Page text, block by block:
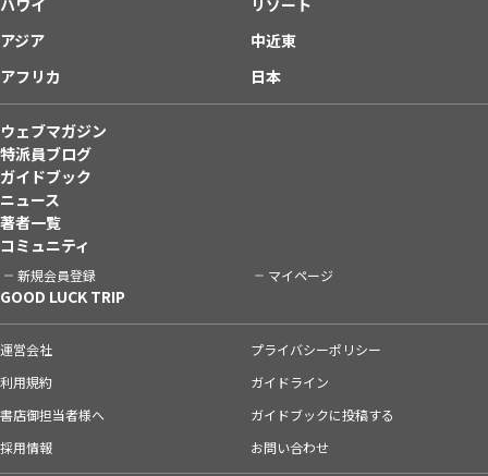
アジア
中近東
アフリカ
日本
ウェブマガジン
特派員ブログ
ガイドブック
ニュース
著者一覧
コミュニティ
新規会員登録 マイページ
GOOD LUCK TRIP
運営会社
プライバシーポリシー
利用規約
ガイドライン
書店御担当者様へ
ガイドブックに投稿する
採用情報
お問い合わせ